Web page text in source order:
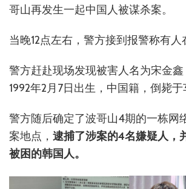
哥山再发生一起中国人被谋杀案。
当晚12点左右，警方接到报警称有人
警方赶赴现场发现被害人名为宋金鑫
1992年2月7日出生，中国籍，倒毙于
警方随后确定了波哥山4期的一栋网
案地点， 逮捕了涉案的4名嫌疑人，
被困的韩国人。